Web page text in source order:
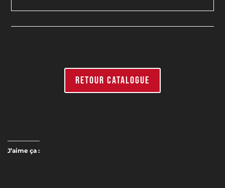
RETOUR CATALOGUE
J’aime ça :